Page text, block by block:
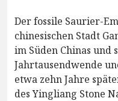
Der fossile Saurier-
chinesischen Stadt
im Süden Chinas
Jahrtausendwende
etwa zehn Jahre
des Yingliang Stone